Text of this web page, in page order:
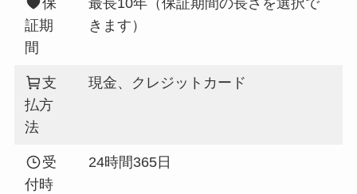
保
証期
間
最長10年（保証期間の長さを選択で
きます）
支
払方
法
現金、クレジットカード
受
付時
24時間365日